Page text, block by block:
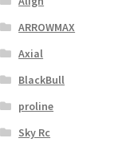
ARROWMAX
Axial
BlackBull
proline
Sky Rc